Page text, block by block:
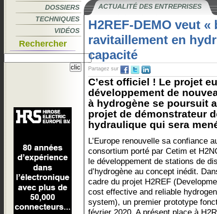
DOSSIERS
TECHNIQUES
VIDÉOS
Rechercher
ACTUALITÉ DES ENTREPRISES
H2REF-DEMO veut «
ravitaillement en
capacité
Partagez sur
C’est officiel ! Le projet
développement de
à hydrogène se poursuit
projet de démonstrateur
hydraulique qui sera
L’Europe renouvelle sa confiance
consortium porté par Cetim et
le développement de stations de
d’hydrogène au concept inédit.
cadre du projet H2REF
cost effective and reliable
system), un premier prototype
février 2020. A présent place à